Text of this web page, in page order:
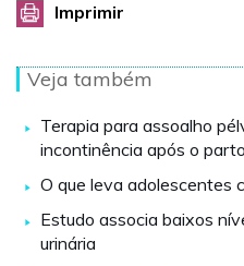
Imprimir
Veja também
Terapia para assoalho
incontinência após o parto
O que leva adolescentes
Estudo associa baixos
urinária